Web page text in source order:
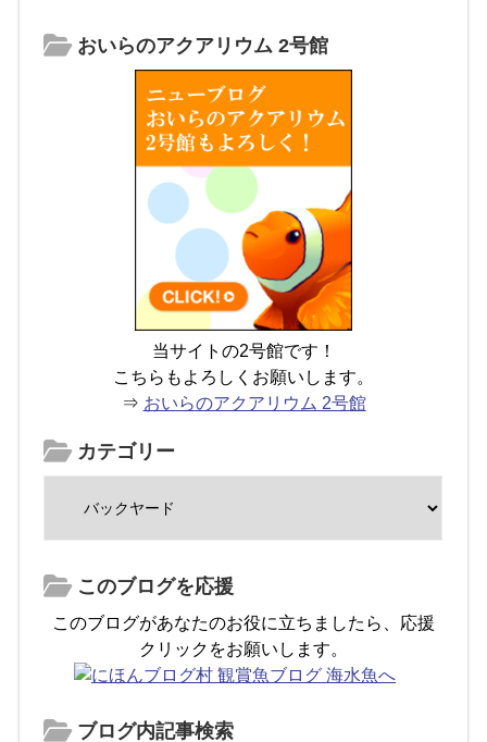
おいらのアクアリウム 2号館
当サイトの2号館です！
こちらもよろしくお願いします。
⇒ おいらのアクアリウム 2号館
カテゴリー
このブログを応援
このブログがあなたのお役に立ちましたら、応援
クリックをお願いします。
ブログ内記事検索